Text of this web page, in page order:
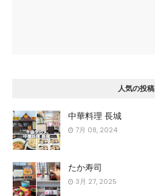
人気の投稿
中華料理 長城
7月 08, 2024
たか寿司
3月 27, 2025